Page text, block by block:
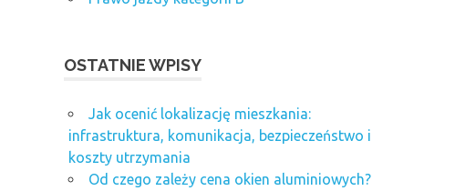
OSTATNIE WPISY
Jak ocenić lokalizację mieszkania:
infrastruktura, komunikacja, bezpieczeństwo i
koszty utrzymania
Od czego zależy cena okien aluminiowych?